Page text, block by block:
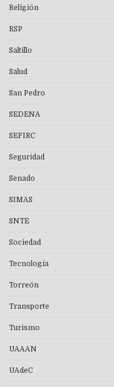
Religión
RSP
Saltillo
Salud
San Pedro
SEDENA
SEFIRC
Seguridad
Senado
SIMAS
SNTE
Sociedad
Tecnología
Torreón
Transporte
Turismo
UAAAN
UAdeC